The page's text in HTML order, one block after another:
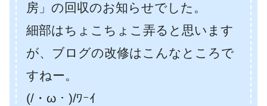
房」の回収のお知らせでした。
細部はちょこちょこ弄ると思います
が、ブログの改修はこんなところで
すねー。
(/・ω・)/ﾜｰｲ